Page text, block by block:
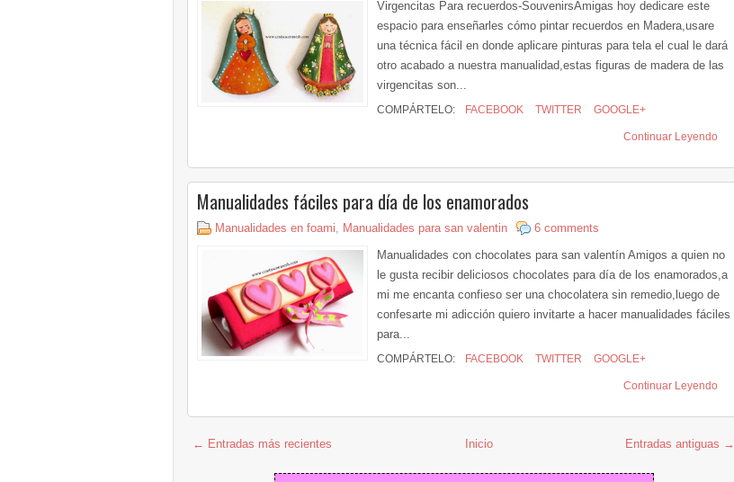
Virgencitas Para recuerdos-SouvenirsAmigas hoy dedicare este
espacio para enseñarles cómo pintar recuerdos en Madera,usare
una técnica fácil en donde aplicare pinturas para tela el cual le dará
otro acabado a nuestra manualidad,estas figuras de madera de las
virgencitas son...
COMPÁRTELO: FACEBOOK TWITTER GOOGLE+
Continuar Leyendo
Manualidades fáciles para día de los enamorados
Manualidades en foami, Manualidades para san valentin
6 comments
Manualidades con chocolates para san valentín Amigos a quien no
le gusta recibir deliciosos chocolates para día de los enamorados,a
mi me encanta confieso ser una chocolatera sin remedio,luego de
confesarte mi adicción quiero invitarte a hacer manualidades fáciles
para...
COMPÁRTELO: FACEBOOK TWITTER GOOGLE+
Continuar Leyendo
← Entradas más recientes Entradas antiguas →
Inicio